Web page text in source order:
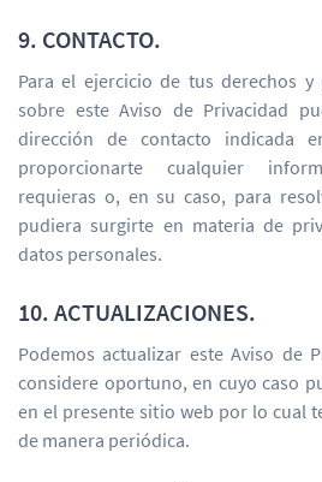
9. CONTACTO.
Para el ejercicio de tus derechos
sobre este Aviso de Privacidad
dirección de contacto indicada
proporcionarte cualquier
requieras o, en su caso, para
pudiera surgirte en materia de
datos personales.
10. ACTUALIZACIONES.
Podemos actualizar este Aviso de
considere oportuno, en cuyo caso
en el presente sitio web por lo cual
de manera periódica.